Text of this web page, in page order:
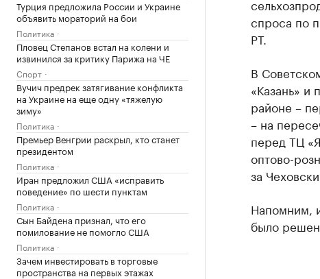
Турция предложила России и Украине
объявить мораторий на бои
Политика
Пловец Степанов встал на колени и
извинился за критику Парижа на ЧЕ
Спорт
Вучич предрек затягивание конфликта
на Украине на еще одну «тяжелую
зиму»
Политика
Премьер Венгрии раскрыл, кто станет
президентом
Политика
Иран предложил США «исправить
поведение» по шести пунктам
Политика
Сын Байдена признал, что его
помилование не помогло США
Политика
Зачем инвестировать в торговые
пространства на первых этажах
спроса по
РТ.
В
«Казань» и
районе –
– на
перед ТЦ
оптово-
за
Напомним,
было